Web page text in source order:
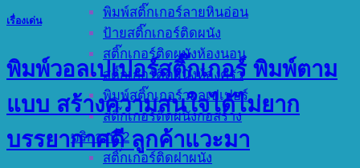
พิมพ์สติ๊กเกอร์ลายหินอ่อน
ป้ายสติ๊กเกอร์ติดผนัง
สติ๊กเกอร์ติดผนังห้องนอน
สติ๊กเกอร์ติดผนังห้องครัว
พิมพ์สติ๊กเกอร์วอลเปเปอร์
สติ๊กเกอร์ติดผนังก่อสร้าง
บริการที่ 2
สติ๊กเกอร์ติดฝาผนัง
เรื่องเด่น
พิมพ์วอลเปเปอร์สติ๊กเกอร์ พิมพ์ตาม
แบบ สร้างความสนใจได้ไม่ยาก
บรรยากาศดี ลูกค้าแวะมา